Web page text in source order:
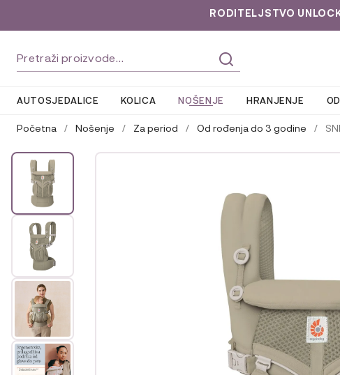
RODITELJSTVO
AUTOSJEDALICE KOLICA NOŠENJE HRANJENJE
na
do
Početna / Nošenje / Za period / Od rođenja do 3 godine /